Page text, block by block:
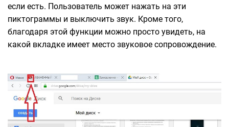
если есть. Пользователь может нажать на эти
пиктограммы и выключить звук. Кроме того,
благодаря этой функции можно просто увидеть, на
какой вкладке имеет место звуковое сопровождение.